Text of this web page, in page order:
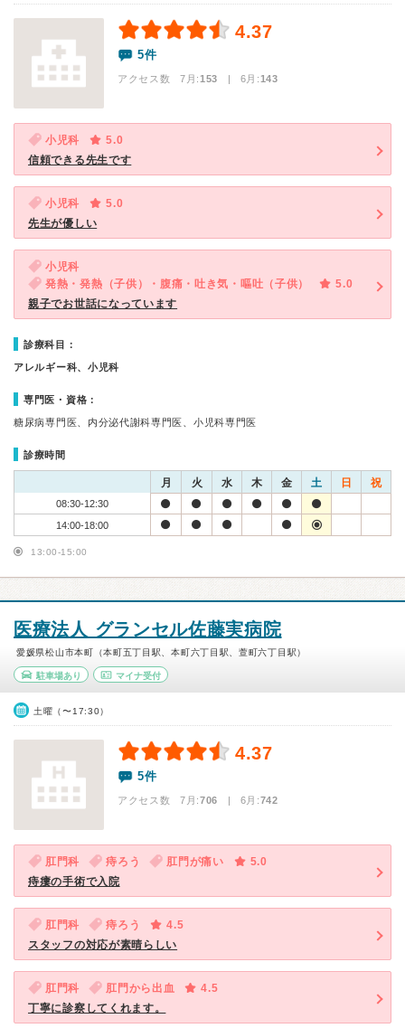
4.37
5件
アクセス数 7月:153 | 6月:143
小児科
5.0
信頼できる先生です
小児科
5.0
先生が優しい
小児科
発熱・発熱（子供）・腹痛・吐き気・嘔吐（子供）
5.0
親子でお世話になっています
診療科目：
アレルギー科、小児科
専門医・資格：
糖尿病専門医、内分泌代謝科専門医、小児科専門医
診療時間
月 火 水 木 金 土 日 祝
08:30-12:30
14:00-18:00
13:00-15:00
医療法人 グランセル佐藤実病院
愛媛県松山市本町（本町五丁目駅、本町六丁目駅、萱町六丁目駅）
駐車場あり マイナ受付
土曜（〜17:30）
4.37
5件
アクセス数 7月:706 | 6月:742
肛門科 痔ろう 肛門が痛い
5.0
痔瘻の手術で入院
肛門科 痔ろう
4.5
スタッフの対応が素晴らしい
肛門科 肛門から出血
4.5
丁寧に診察してくれます。